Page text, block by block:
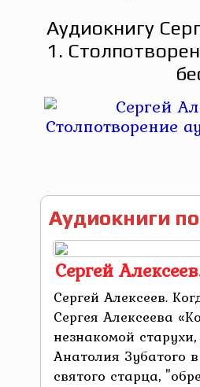
Аудиокнигу
1.
Аудиокниги
Сергей
Сергей Алексеев.
Сергея Алексеева
незнакомой
Анатолия Зубатого
святого старца,